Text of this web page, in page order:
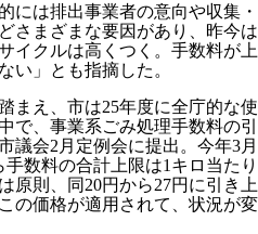
には排出事業者の意向や収集・
さまざまな要因があり、昨今は
イクルは高くつく。手数料が上
い」とも指摘した。
まえ、市は25年度に全庁的な使
で、事業系ごみ処理手数料の引
議会2月定例会に提出。今年3月
数料の合計上限は1キロ当たり
原則、同20円から27円に引き上
の価格が適用されて、状況が変